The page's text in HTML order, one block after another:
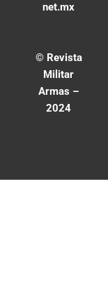
net.mx
© Revista
Militar
Armas –
2024